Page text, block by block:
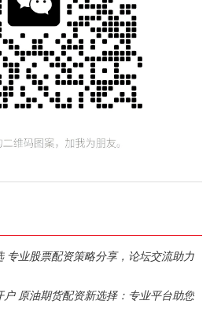
专业股票配资策略分享，论坛交流助力
户 原油期货配资新选择：专业平台助您